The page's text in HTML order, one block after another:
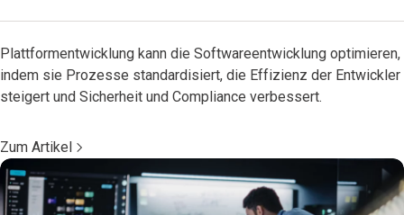
Plattformentwicklung kann die Softwareentwicklung optimieren,
indem sie Prozesse standardisiert, die Effizienz der Entwickler
steigert und Sicherheit und Compliance verbessert.
Zum Artikel